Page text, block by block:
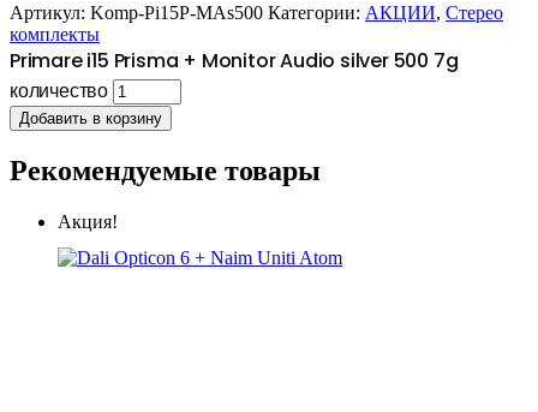
Артикул: Komp-Pi15P-MAs500 Категории: АКЦИИ, Стерео
комплекты
Primare i15 Prisma + Monitor Audio silver 500 7g
количество
Добавить в корзину
Рекомендуемые товары
Акция!